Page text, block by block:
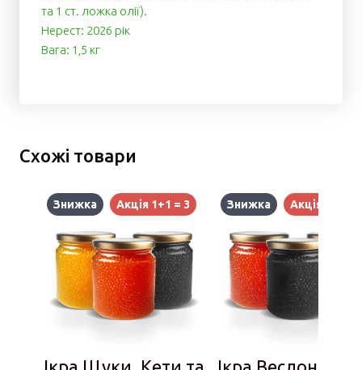
та 1 ст. ложка олії).
Нерест: 2026 рік
Вага: 1,5 кг
Схожі товари
Знижка Акція 1+1 = 3 Знижка Акція 1+1 =